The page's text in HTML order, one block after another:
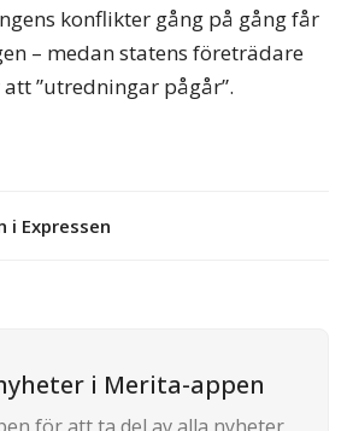
konflikter gång på gång får
– medan statens företrädare
”utredningar pågår”.
i Expressen
i Merita-appen
för att ta del av alla nyheter,